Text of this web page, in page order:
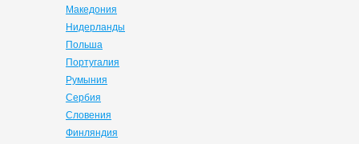
Македония
Нидерланды
Польша
Португалия
Румыния
Сербия
Словения
Финляндия